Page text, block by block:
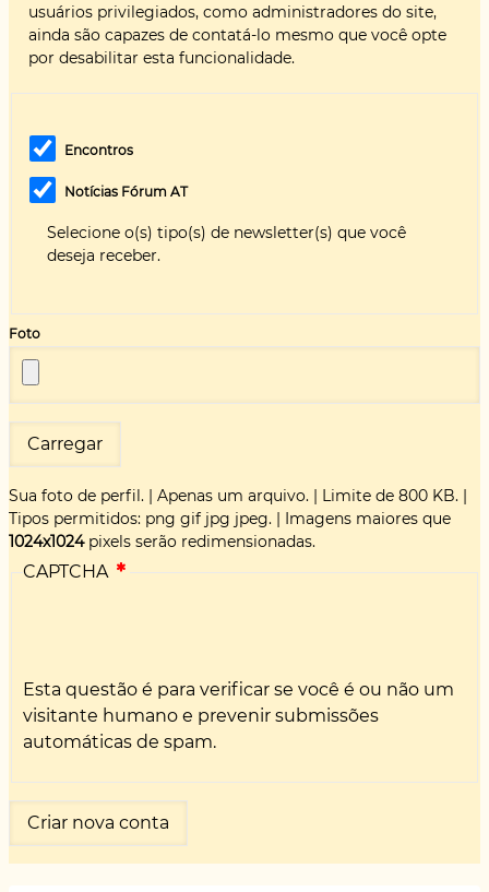
usuários privilegiados, como administradores do site,
ainda são capazes de contatá-lo mesmo que você opte
por desabilitar esta funcionalidade.
Encontros
Notícias Fórum AT
Selecione o(s) tipo(s) de newsletter(s) que você
deseja receber.
Foto
Sua foto de perfil. | Apenas um arquivo. | Limite de 800 KB. |
Tipos permitidos: png gif jpg jpeg. | Imagens maiores que
1024x1024pixels serão redimensionadas.
CAPTCHA
Esta questão é para verificar se você é ou não um
visitante humano e prevenir submissões
automáticas de spam.